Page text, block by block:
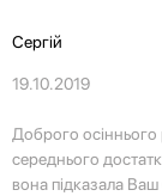
Сергій
19.10.2019
Доброго осіннього
середнього
вона підказала